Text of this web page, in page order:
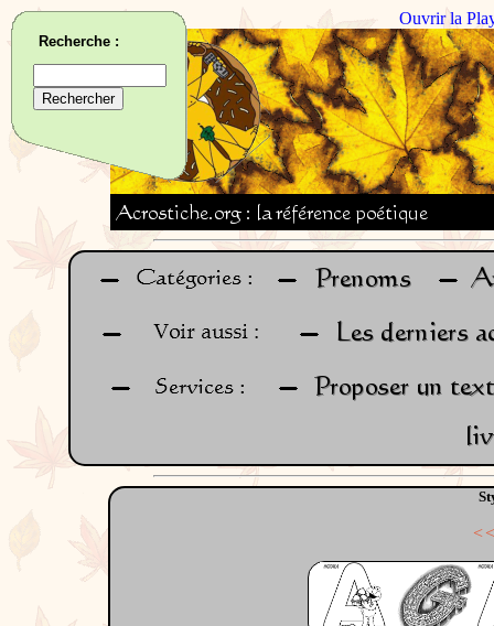
Ouvrir la
Recherche :